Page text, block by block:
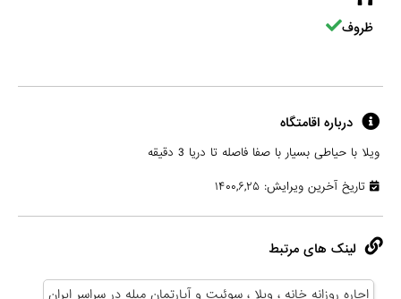
ظروف
درباره اقامتگاه
ویلا با حیاطی بسیار با صفا فاصله تا دریا 3 دقیقه
تاریخ آخرین ویرایش: ۱۴۰۰,۶,۲۵
لینک های مرتبط
اجاره روزانه خانه ، ویلا ، سوئیت و آپارتمان مبله در سراسر ایران